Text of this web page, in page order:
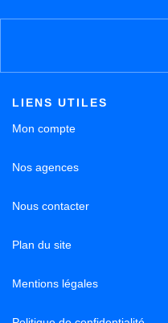
LIENS UTILES
Mon compte
Nos agences
Nous contacter
Plan du site
Mentions légales